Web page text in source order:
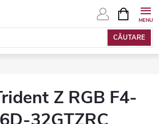
CĂUTARE
COŞ
DE
Z RGB F4-